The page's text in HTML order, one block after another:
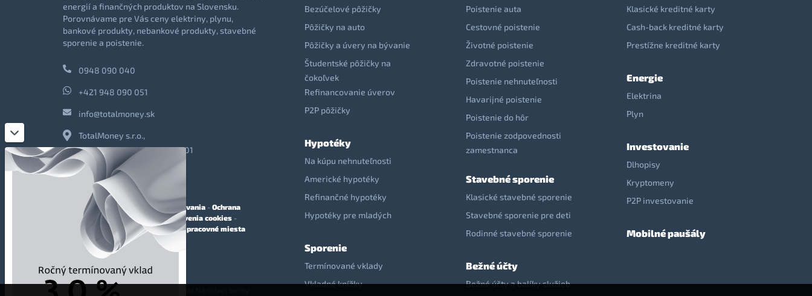
Bezúčelové pôžičky
Pôžičky na auto
Pôžičky a úvery na bývanie
Študentské pôžičky na
čokoľvek
Refinancovanie úverov
P2P pôžičky
Hypotéky
Na kúpu nehnuteľnosti
Americké hypotéky
Refinančné hypotéky
Hypotéky pre mladých
Sporenie
Termínované vklady
Vkladné knížky
Poistenie auta
Cestovné poistenie
Životné poistenie
Zdravotné poistenie
Poistenie nehnuteľnosti
Havarijné poistenie
Poistenie do hôr
Poistenie zodpovednosti
zamestnanca
Stavebné sporenie
Klasické stavebné sporenie
Stavebné sporenie pre deti
Rodinné stavebné sporenie
Bežné účty
Bežné účty a balíky služieb
Klasické kreditné karty
Cash-back kreditné karty
Prestížne kreditné karty
Energie
Elektrina
Plyn
Investovanie
Dlhopisy
Kryptomeny
P2P investovanie
Mobilné paušály
energií a finančných produktov na Slovensku.
Porovnávame pre Vás ceny elektriny, plynu,
bankové produkty, nebankové produkty, stavebné
sporenie a poistenie.
0948 090 040
+421 948 090 051
info@totalmoney.sk
TotalMoney s.r.o.,
Levočská 866, Poprad, 058 01
-Reklama- Podmienky používania - Ochrana
osobných údajov-Cookies Nastavenia cookies -
Finančné sprostredkovanie-Voľné pracovné miesta
Affiliate - partnerský program
© 2009 - 2023 TotalMoney s.r.o.